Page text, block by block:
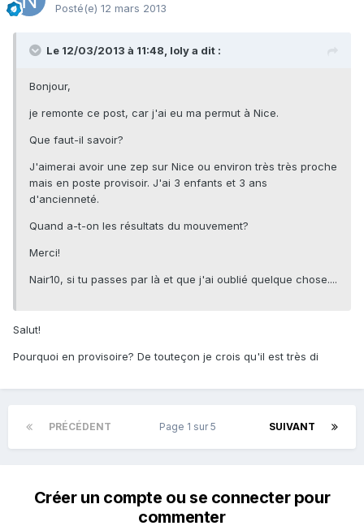
Posté(e) 12 mars 2013
Le 12/03/2013 à 11:48, loly a dit :
Bonjour,
je remonte ce post, car j'ai eu ma permut à Nice.
Que faut-il savoir?
J'aimerai avoir une zep sur Nice ou environ très très proche
mais en poste provisoir. J'ai 3 enfants et 3 ans
d'ancienneté.
Quand a-t-on les résultats du mouvement?
Merci!
Nair10, si tu passes par là et que j'ai oublié quelque chose....
Salut!
Pourquoi en provisoire? De touteçon je crois qu'il est très di
PRÉCÉDENT SUIVANT
Page 1 sur 5
Créer un compte ou se connecter pour
commenter